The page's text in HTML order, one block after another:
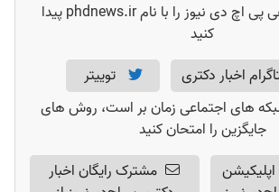
صفحات اجتماعی پی اچ دی نیوز را با نام phdnews.ir پیدا
کنید
اخبار دکتری
توییتر
های اجتماعی زمان بر است، روش های
جایگزین را امتحان کنید
مشترک رایگان اخبار